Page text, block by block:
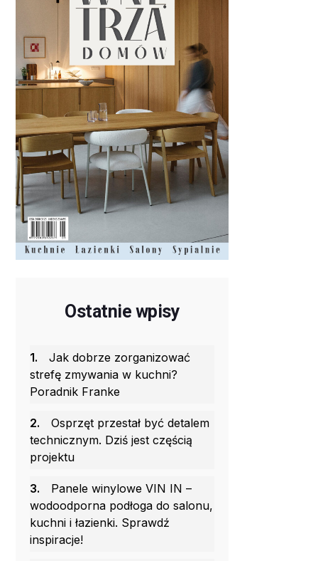
Ostatnie wpisy
1.
Jak dobrze zorganizować
strefę zmywania w kuchni?
Poradnik Franke
2.
Osprzęt przestał być detalem
technicznym. Dziś jest częścią
projektu
3.
Panele winylowe VIN IN –
wodoodporna podłoga do salonu,
kuchni i łazienki. Sprawdź
inspiracje!